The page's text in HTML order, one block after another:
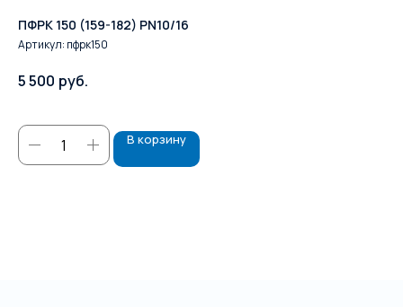
ПФРК 150 (159-182) PN10/16
Артикул: пфрк150
5 500 руб.
В корзину